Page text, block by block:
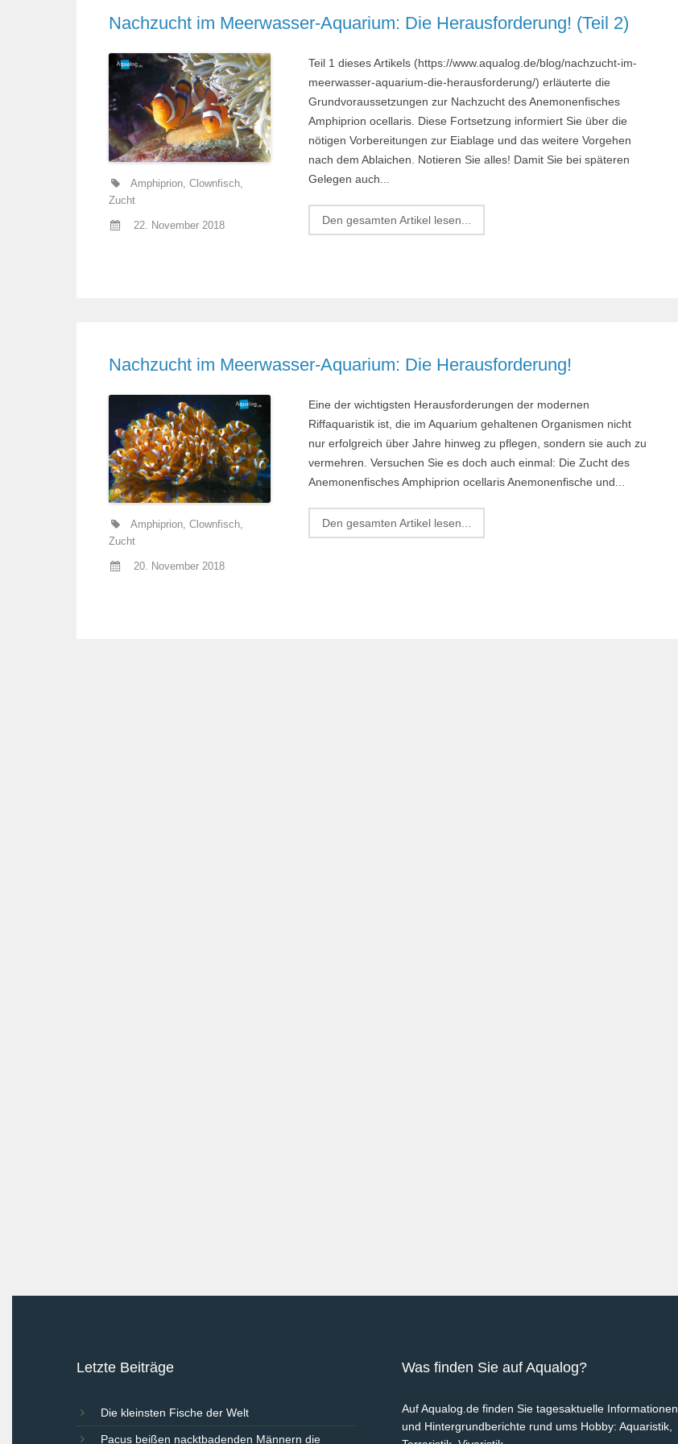
Nachzucht im Meerwasser-Aquarium: Die Herausforderung! (Teil 2)
Amphiprion,Clownfisch,
Zucht
22. November 2018
Teil 1 dieses Artikels (https://www.aqualog.de/blog/nachzucht-im-
meerwasser-aquarium-die-herausforderung/) erläuterte die
Grund­voraus­setzun­gen zur Nach­zucht des Ane­monen­­fisches
Amphiprion ocellaris. Diese Fort­setzung informiert Sie über die
nötigen Vorbereitungen zur Ei­ablage und das weitere Vorgehen
nach dem Ablaichen. Notieren Sie alles! Damit Sie bei späteren
Gelegen auch...
Den gesamten Artikel lesen...
Nachzucht im Meerwasser-Aquarium: Die Herausforderung!
Amphiprion,Clownfisch,
Zucht
20. November 2018
Eine der wichtigsten Herausforder­ungen der modernen
Riffaquaristik ist, die im Aquarium gehaltenen Organismen nicht
nur erfolgreich über Jahre hinweg zu pflegen, sondern sie auch zu
vermehren. Versuchen Sie es doch auch einmal: Die Zucht des
Anemonen­fisches Amphiprion ocellaris Anemonenfische und...
Den gesamten Artikel lesen...
Letzte Beiträge
Die kleinsten Fische der Welt
Pacus beißen nacktbadenden Männern die
Was finden Sie auf Aqualog?
Auf Aqualog.de finden Sie tagesaktuelle Informationen
und Hintergrundberichte rund ums Hobby: Aquaristik,